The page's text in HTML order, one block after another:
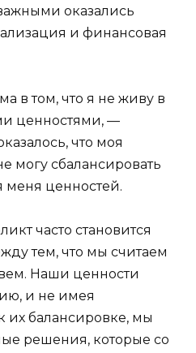
оказались
и финансовая
в том, что я не живу в
ценностями, —
что моя
могу сбалансировать
меня ценностей.
часто становится
тем, что мы считаем
Наши ценности
и не имея
их балансировке, мы
решения, которые со